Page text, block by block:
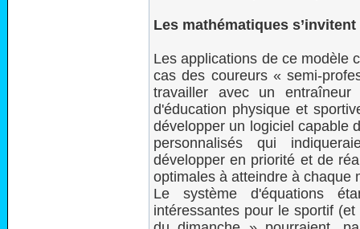
Les mathématiques
Les applications de ce modèle
cas des coureurs « semi-
travailler avec un
d'éducation physique et
développer un logiciel capable
personnalisés qui
développer en priorité et de
optimales à atteindre à chaque
Le système d'équations
intéressantes pour le sportif